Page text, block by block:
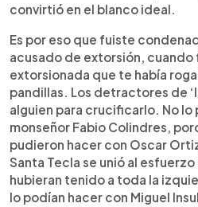
convirtió en el blanco ideal.
Es por eso que fuiste
acusado de extorsión, cuando
extorsionada que te había
pandillas. Los detractores de
alguien para crucificarlo. No lo
monseñor Fabio Colindres,
pudieron hacer con Oscar
Santa Tecla se unió al
hubieran tenido a toda la
lo podían hacer con Miguel